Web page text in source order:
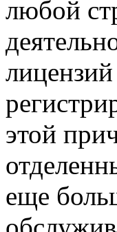
любой
этой
еще